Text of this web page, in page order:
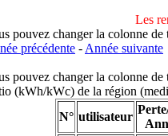
Les
pouvez changer la colonne
précédente - Année suivante
pouvez changer la colonne
(kWh/kWc) de la région
N° utilisateur